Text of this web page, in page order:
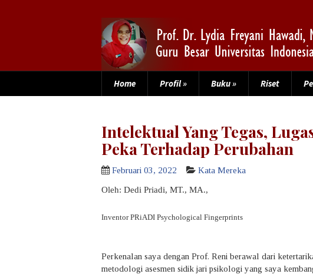
Home Profil» Buku» Riset
Intelektual Yang Tegas,
Peka Terhadap Perubahan
Februari 03, 2022 Kata Mereka
Oleh: Dedi Priadi, MT., MA.,
Inventor PRiADI Psychological Fingerprints
Perkenalan saya dengan Prof. Reni berawal dari
metodologi asesmen sidik jari psikologi yang saya